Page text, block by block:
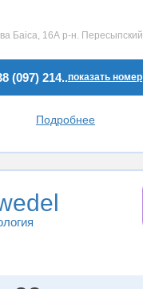
Баіса, 16А р-н. Пересыпский
(097) 214..показать номер
Подробнее